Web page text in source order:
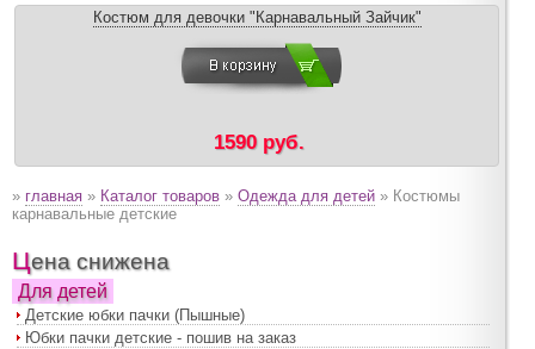
Костюм для девочки "Карнавальный Зайчик"
1590 руб.
» главная » Каталог товаров » Одежда для детей » Костюмы
карнавальные детские
Цена снижена
Для детей
Детские юбки пачки (Пышные)
Юбки пачки детские - пошив на заказ